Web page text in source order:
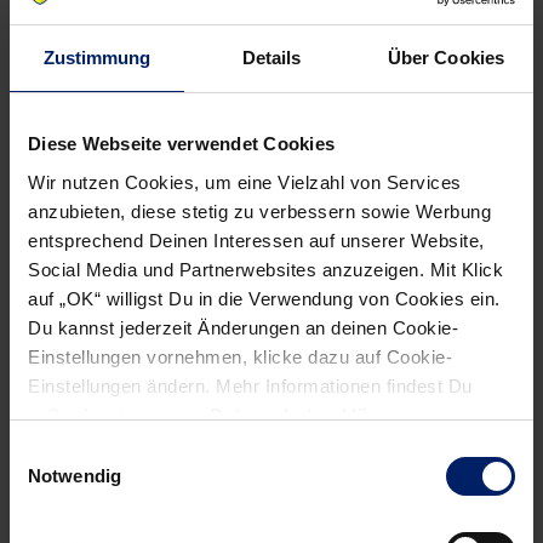
Zustimmung Details Über Cookies
Diese Webseite verwendet Cookies
Wir nutzen Cookies, um eine Vielzahl von Services
anzubieten, diese stetig zu verbessern sowie Werbung
entsprechend Deinen Interessen auf unserer Website,
Social Media und Partnerwebsites anzuzeigen. Mit Klick
auf „OK“ willigst Du in die Verwendung von Cookies ein.
Du kannst jederzeit Änderungen an deinen Cookie-
Einstellungen vornehmen, klicke dazu auf Cookie-
Einstellungen ändern. Mehr Informationen findest Du
außerdem in unsererDatenschutzerklärung.
Notwendig
NEWSLETTER